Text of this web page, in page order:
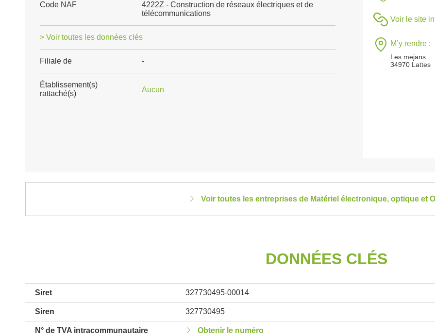
Code NAF
4222Z - Construction de réseaux électriques et de
télécommunications
> Voir toutes les données clés
Filiale de -
Établissement(s)
rattaché(s)
Aucun
Voir le site
M’y rendre :
Les mejans
34970 Lattes
Voir toutes les entreprises de Matériel électronique, optique et
DONNÉES CLÉS
Siret 327730495-00014
Siren 327730495
N° de TVA intracommunautaire Obtenir le numéro